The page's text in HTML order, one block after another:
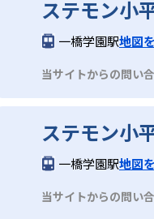
ステモン小
一橋学園駅地図
当サイトからの問い
ステモン小
一橋学園駅地図
当サイトからの問い